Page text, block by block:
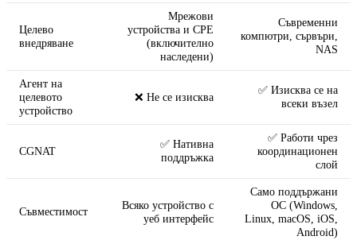
Целево
внедряване
Мрежови
устройства и CPE
(включително
наследени)
Съвременни
компютри, сървъри,
NAS
Агент на
целевото
устройство
❌ Не се изисква
✅ Изисква се на
всеки възел
CGNAT
✅ Нативна
поддръжка
✅ Работи чрез
координационен
слой
Съвместимост
Всяко устройство с
уеб интерфейс
Само поддържани
ОС (Windows,
Linux, macOS, iOS,
Android)